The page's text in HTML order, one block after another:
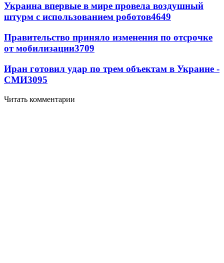
Украина впервые в мире провела воздушный
штурм с использованием роботов4649
Правительство приняло изменения по отсрочке
от мобилизации3709
Иран готовил удар по трем объектам в Украине -
СМИ3095
Читать комментарии